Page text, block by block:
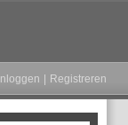
Inloggen Registreren